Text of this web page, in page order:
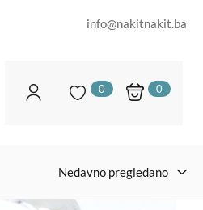
info@nakitnakit.ba
0 0
Nedavno pregledano